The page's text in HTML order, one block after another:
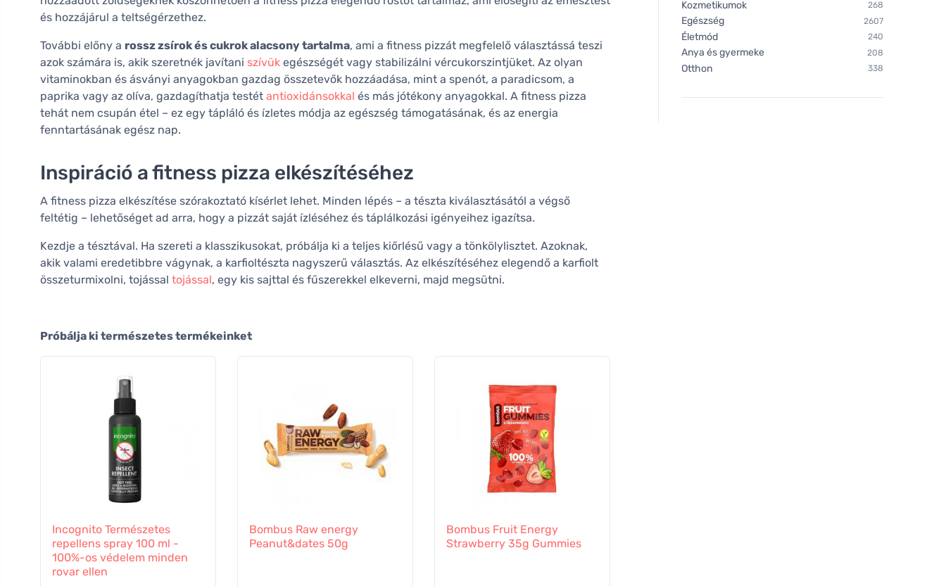
és hozzájárul a teltségérzethez.
További előny a rossz zsírok és cukrok alacsony tartalma, ami a fitness pizzát megfelelő választássá teszi
azok számára is, akik szeretnék javítani szívük egészségét vagy stabilizálni vércukorszintjüket. Az olyan
vitaminokban és ásványi anyagokban gazdag összetevők hozzáadása, mint a spenót, a paradicsom, a
paprika vagy az olíva, gazdagíthatja testét antioxidánsokkal és más jótékony anyagokkal. A fitness pizza
tehát nem csupán étel – ez egy tápláló és ízletes módja az egészség támogatásának, és az energia
fenntartásának egész nap.
Inspiráció a fitness pizza elkészítéséhez
A fitness pizza elkészítése szórakoztató kísérlet lehet. Minden lépés – a tészta kiválasztásától a végső
feltétig – lehetőséget ad arra, hogy a pizzát saját ízléséhez és táplálkozási igényeihez igazítsa.
Kezdje a tésztával. Ha szereti a klasszikusokat, próbálja ki a teljes kiőrlésű vagy a tönkölylisztet. Azoknak,
akik valami eredetibbre vágynak, a karfioltészta nagyszerű választás. Az elkészítéséhez elegendő a karfiolt
összeturmixolni, tojással tojással, egy kis sajttal és fűszerekkel elkeverni, majd megsütni.
Próbálja ki természetes termékeinket
Incognito Természetes
repellens spray 100 ml -
100%-os védelem minden
rovar ellen
Bombus Raw energy
Peanut&dates 50g
Bombus Fruit Energy
Strawberry 35g Gummies
Kozmetikumok 268
Egészség 2607
Életmód 240
Anya és gyermeke 208
Otthon 338